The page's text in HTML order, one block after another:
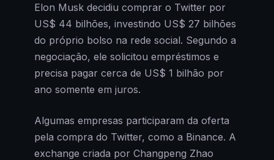
Elon Musk decidiu comprar o Twitter por
US$ 44 bilhões, investindo US$ 27 bilhões
do próprio bolso na rede social. Segundo a
negociação, ele solicitou empréstimos e
precisa pagar cerca de US$ 1 bilhão por
ano somente em juros.
Algumas empresas participaram da oferta
pela compra do Twitter, como a Binance. A
exchange criada por Changpeng Zhao